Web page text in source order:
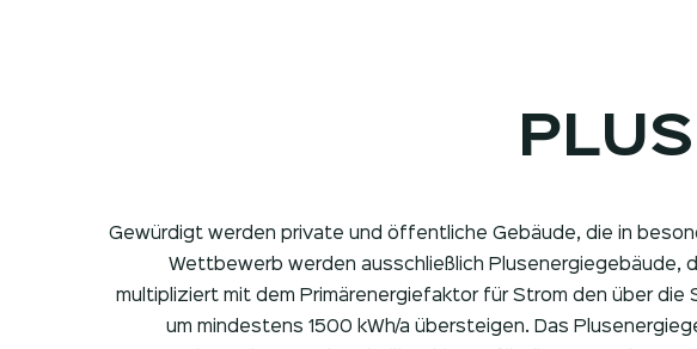
Gewürdigt werden private und öffentliche Gebäude, die in
Wettbewerb werden ausschließlich Plusenergiegebäude,
multipliziert mit dem Primärenergiefaktor für Strom den über
um mindestens 1500 kWh/a übersteigen. Das